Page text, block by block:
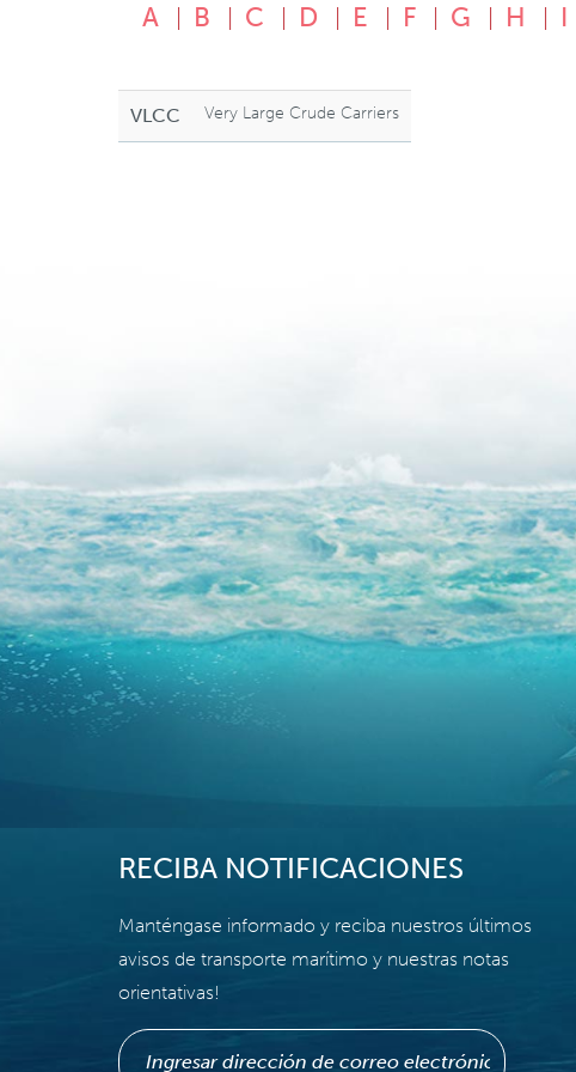
A B C D E F G H I
VLCC Very Large Crude Carriers
RECIBA NOTIFICACIONES
Manténgase informado y reciba nuestros últimos
avisos de transporte marítimo y nuestras notas
orientativas!